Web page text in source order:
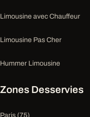
Limousine avec Chauffeur
Limousine Pas Cher
Hummer Limousine
Zones Desservies
Paris (75)